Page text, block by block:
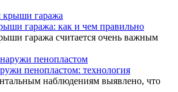
гаража: как и чем правильно
гаража считается очень важным
пенопластом: технология
наблюдениям выявлено, что